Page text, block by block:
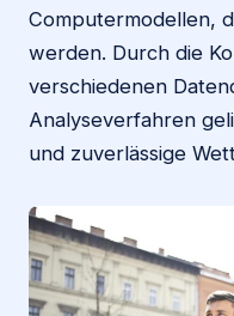
Computermodellen,
werden. Durch die
verschiedenen
Analyseverfahren
und zuverlässige